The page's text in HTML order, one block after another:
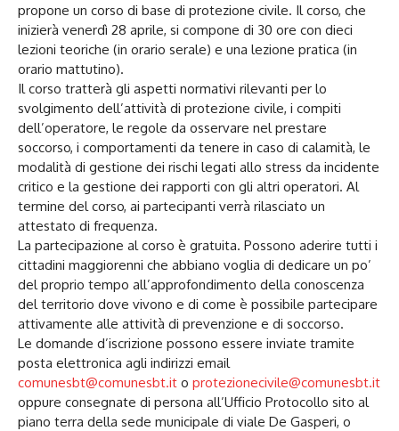
propone un corso di base di protezione civile. Il corso, che
inizierà venerdì 28 aprile, si compone di 30 ore con dieci
lezioni teoriche (in orario serale) e una lezione pratica (in
orario mattutino).
Il corso tratterà gli aspetti normativi rilevanti per lo
svolgimento dell’attività di protezione civile, i compiti
dell’operatore, le regole da osservare nel prestare
soccorso, i comportamenti da tenere in caso di calamità, le
modalità di gestione dei rischi legati allo stress da incidente
critico e la gestione dei rapporti con gli altri operatori. Al
termine del corso, ai partecipanti verrà rilasciato un
attestato di frequenza.
La partecipazione al corso è gratuita. Possono aderire tutti i
cittadini maggiorenni che abbiano voglia di dedicare un po’
del proprio tempo all’approfondimento della conoscenza
del territorio dove vivono e di come è possibile partecipare
attivamente alle attività di prevenzione e di soccorso.
Le domande d’iscrizione possono essere inviate tramite
posta elettronica agli indirizzi email
comunesbt@comunesbt.it o protezionecivile@comunesbt.it
oppure consegnate di persona all’Ufficio Protocollo sito al
piano terra della sede municipale di viale De Gasperi, o